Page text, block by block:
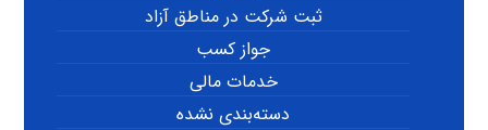
ثبت شرکت در مناطق آزاد
جواز کسب
خدمات مالی
دسته‌بندی نشده